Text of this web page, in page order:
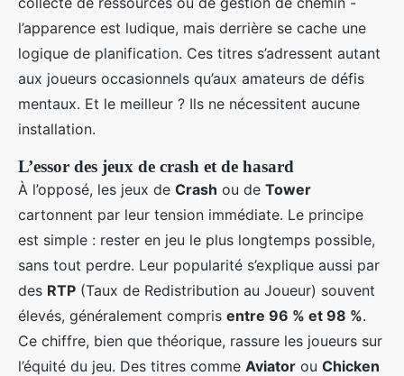
l’apparence est ludique, mais derrière se cache une
logique de planification. Ces titres s’adressent autant
aux joueurs occasionnels qu’aux amateurs de défis
mentaux. Et le meilleur ? Ils ne nécessitent aucune
installation.
L’essor des jeux de crash et de hasard
À l’opposé, les jeux de Crash ou de Tower
cartonnent par leur tension immédiate. Le principe
est simple : rester en jeu le plus longtemps possible,
sans tout perdre. Leur popularité s’explique aussi par
des RTP (Taux de Redistribution au Joueur) souvent
élevés, généralement compris entre 96 % et 98 %.
Ce chiffre, bien que théorique, rassure les joueurs sur
l’équité du jeu. Des titres comme Aviator ou Chicken